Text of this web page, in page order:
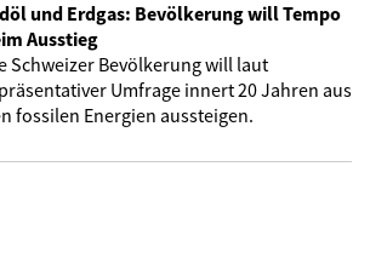
und Erdgas: Bevölkerung will Tempo
Ausstieg
Schweizer Bevölkerung will laut
Umfrage innert 20 Jahren aus
fossilen Energien aussteigen.